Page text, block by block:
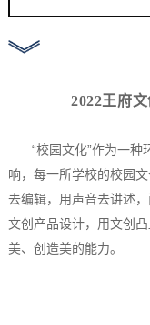
2022王府
“校园文化”作为一
响，每一所学校的校园
去编辑，用声音去讲述
文创产品设计，用文创
美、创造美的能力。